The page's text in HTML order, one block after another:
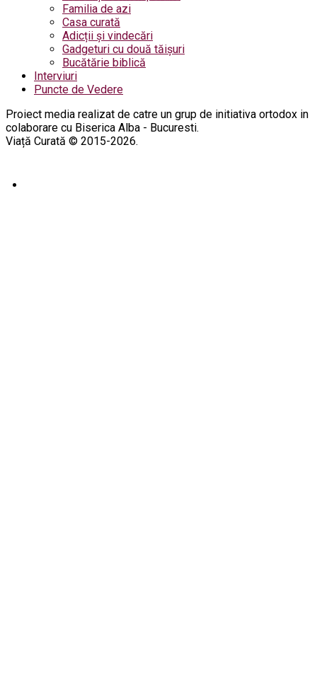
Familia de azi
Casa curată
Adicții și vindecări
Gadgeturi cu două tăișuri
Bucătărie biblică
Interviuri
Puncte de Vedere
Proiect media realizat de catre un grup de initiativa ortodox in
colaborare cu Biserica Alba - Bucuresti.
Viață Curată © 2015-2026.